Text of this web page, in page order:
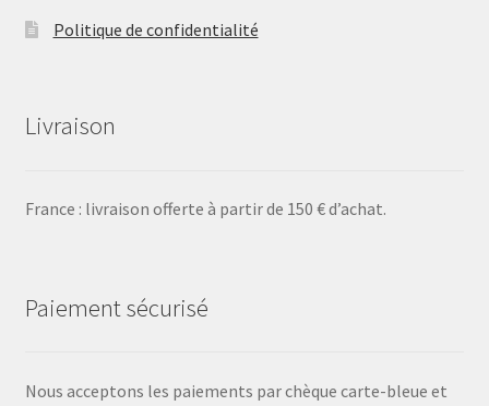
Politique de confidentialité
Livraison
France : livraison offerte à partir de 150 € d’achat.
Paiement sécurisé
Nous acceptons les paiements par chèque carte-bleue et